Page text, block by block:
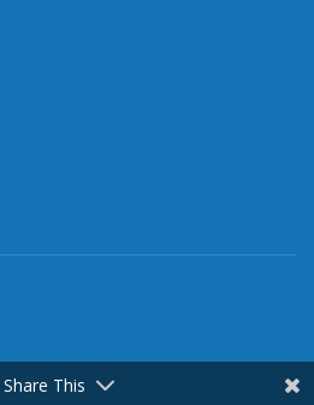
Share This